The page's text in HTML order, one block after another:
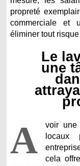
propreté
commerciale et
éliminer tout
Le
une
A
voir une
locaux
cela